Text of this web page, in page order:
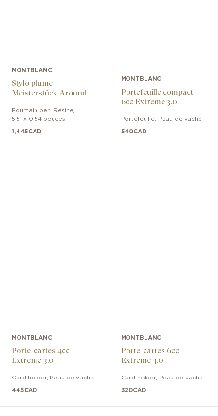
MONTBLANC
Stylo plume
Meisterstück Around
Classique
Fountain pen, Résine,
5.51 x 0.54 pouces
1,445CAD
MONTBLANC
Portefeuille compact
6cc Extreme 3.0
Portefeuille, Peau de vache
540CAD
MONTBLANC
Porte-cartes 4cc
Extreme 3.0
Card holder, Peau de vache
445CAD
MONTBLANC
Porte-cartes 6cc
Extreme 3.0
Card holder, Peau de vache
320CAD